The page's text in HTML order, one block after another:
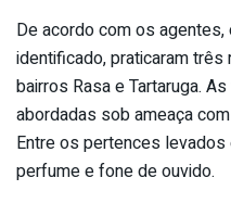
De acordo com os
identificado, praticaram
bairros Rasa e Tartaruga.
abordadas sob ameaça
Entre os pertences
perfume e fone de ouvido.